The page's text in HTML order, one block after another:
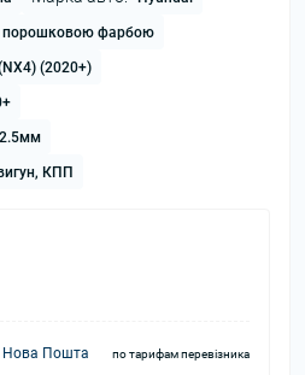
порошковою фарбою
(2020+)
КПП
Нова Пошта по тарифам перевізника